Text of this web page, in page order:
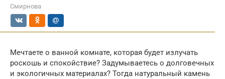
Смирнова
Мечтаете о ванной комнате, которая будет излучать
роскошь и спокойствие? Задумываетесь о долговечных
и экологичных материалах? Тогда натуральный камень